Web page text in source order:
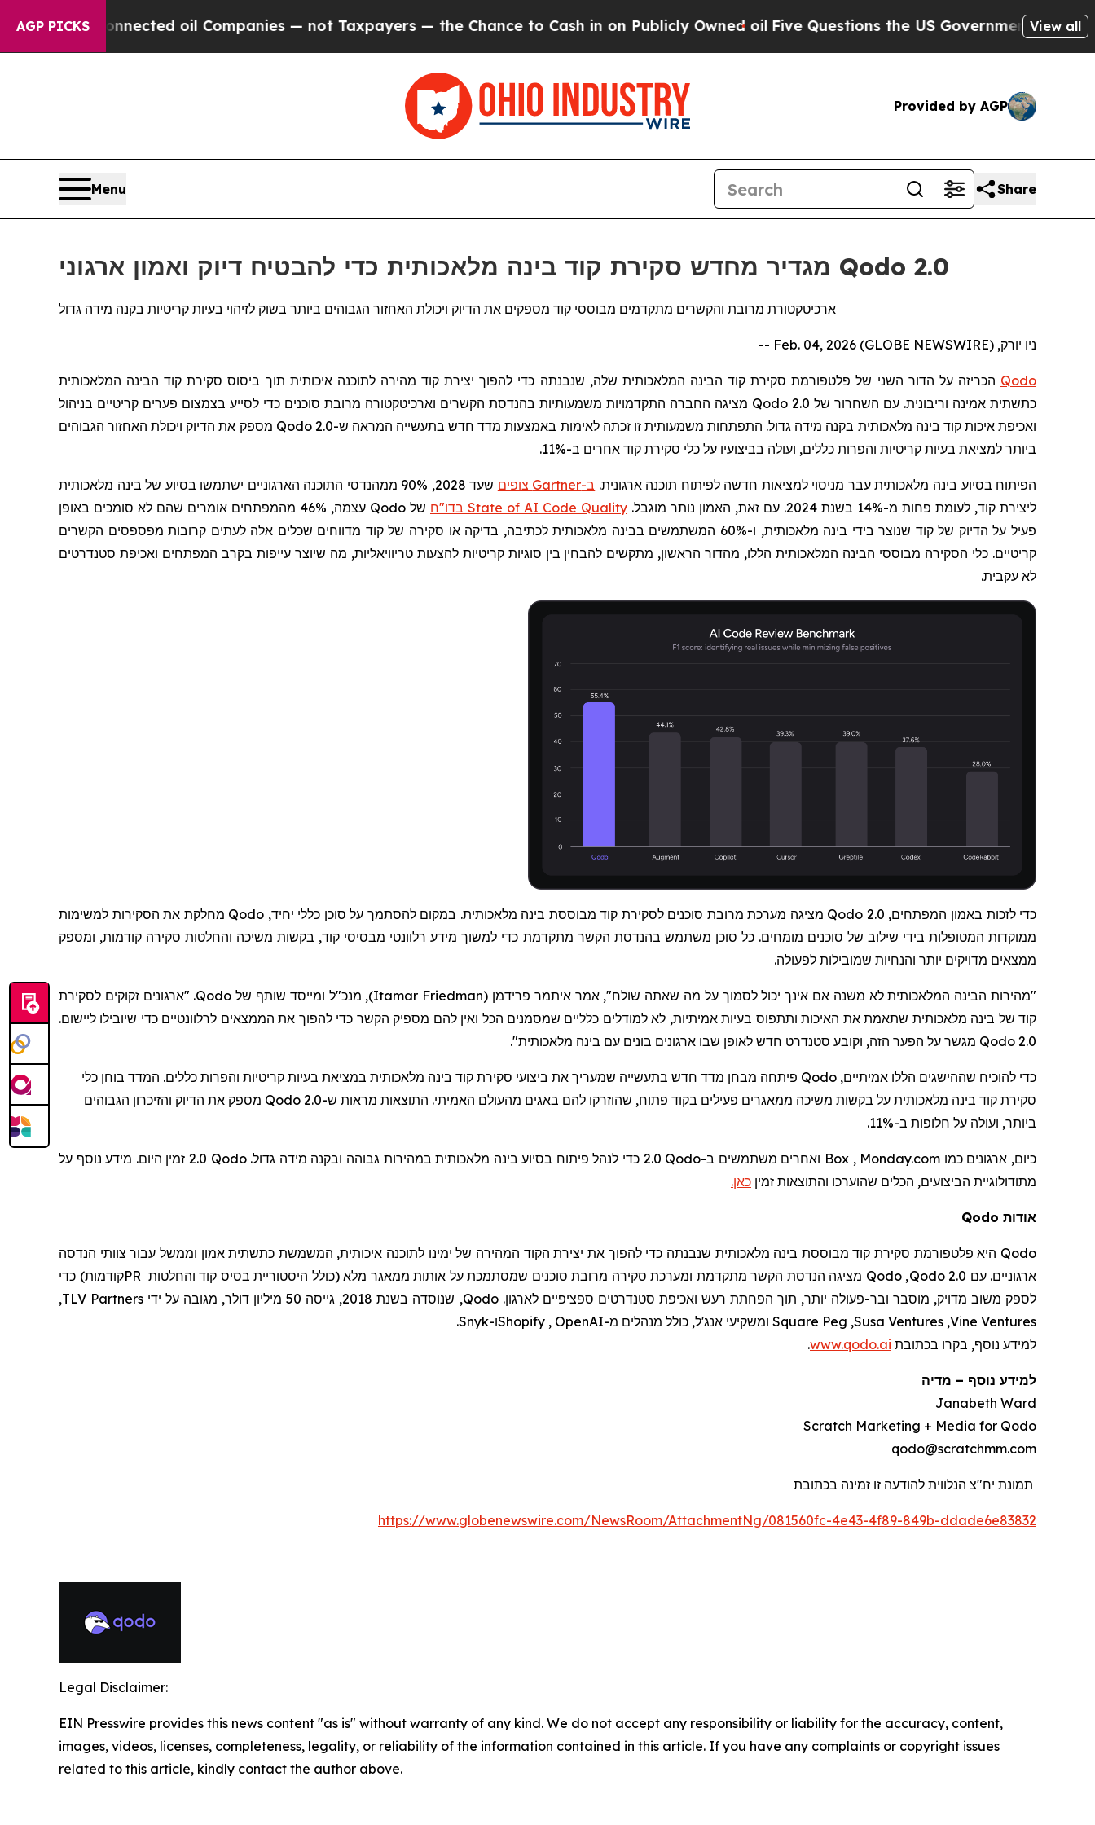
AGP PICKS
Connected oil Companies — not Taxpayers — the Chance to Cash in on Publicly Owned oilFive Questions the US Government ShouldView all
Provided by AGP
Menu Share
מגדיר מחדש סקירת קוד בינה מלאכותית כדי להבטיח דיוק ואמון ארגוני Qodo 2.0
ארכיטקטורת מרובת והקשרים מתקדמים מבוססי קוד מספקים את הדיוק ויכולת האחזור הגבוהים ביותר בשוק לזיהוי בעיות קריטיות בקנה מידה גדול
ניו יורק, Feb. 04, 2026 (GLOBE NEWSWIRE) --
Qodo הכריזה על הדור השני של פלטפורמת סקירת קוד הבינה המלאכותית שלה, שנבנתה כדי להפוך יצירת קוד מהירה לתוכנה איכותית תוך ביסוס סקירת קוד הבינה המלאכותית
כתשתית אמינה וריבונית. עם השחרור של Qodo 2.0 מציגה החברה התקדמויות משמעותיות בהנדסת הקשרים וארכיטקטורה מרובת סוכנים כדי לסייע בצמצום פערים קריטיים בניהול
ואכיפת איכות קוד בינה מלאכותית בקנה מידה גדול. התפתחות משמעותית זו זכתה לאימות באמצעות מדד חדש בתעשייה המראה ש-Qodo 2.0 מספק את הדיוק ויכולת האחזור הגבוהים
ביותר למציאת בעיות קריטיות והפרות כללים, ועולה בביצועיו על כלי סקירת קוד אחרים ב-11%.
הפיתוח בסיוע בינה מלאכותית עבר מניסוי למציאות חדשה לפיתוח תוכנה ארגונית. ב-Gartner צופים
שעד 2028, 90% ממהנדסי התוכנה הארגוניים ישתמשו בסיוע של בינה מלאכותית
ליצירת קוד, לעומת פחות מ-14% בשנת 2024. עם זאת, האמון נותר מוגבל.
בדו"ח State of AI Code Quality של Qodo עצמה, 46% מהמפתחים אומרים שהם לא סומכים באופן
פעיל על הדיוק של קוד שנוצר בידי בינה מלאכותית, ו-60% המשתמשים בבינה מלאכותית לכתיבה, בדיקה או סקירה של קוד מדווחים שכלים אלה לעתים קרובות מפספסים הקשרים
קריטיים. כלי הסקירה מבוססי הבינה המלאכותית הללו, מהדור הראשון, מתקשים להבחין בין סוגיות קריטיות להצעות טריוויאליות, מה שיוצר עייפות בקרב המפתחים ואכיפת סטנדרטים
לא עקבית.
כדי לזכות באמון המפתחים, Qodo 2.0 מציגה מערכת מרובת סוכנים לסקירת קוד מבוססת בינה מלאכותית. במקום להסתמך על סוכן כללי יחיד, Qodo מחלקת את הסקירות למשימות
ממוקדות המטופלות בידי שילוב של סוכנים מומחים. כל סוכן משתמש בהנדסת הקשר מתקדמת כדי למשוך מידע רלוונטי מבסיסי קוד, בקשות משיכה והחלטות סקירה קודמות, ומספק
ממצאים מדויקים יותר והנחיות שמובילות לפעולה.
"מהירות הבינה המלאכותית לא משנה אם אינך יכול לסמוך על מה שאתה שולח", אמר איתמר פרידמן (
Itamar Friedman
), מנכ"ל ומייסד שותף של Qodo. "ארגונים זקוקים לסקירת
קוד של בינה מלאכותית שתאמת את האיכות ותתפוס בעיות אמיתיות, לא למודלים כלליים שמסמנים הכל ואין להם מספיק הקשר כדי להפוך את הממצאים לרלוונטיים כדי שיובילו ליישום.
Qodo 2.0 מגשר על הפער הזה, וקובע סטנדרט חדש לאופן שבו ארגונים בונים עם בינה מלאכותית".
כדי להוכיח שההישגים הללו אמיתיים, Qodo פיתחה מבחן מדד חדש בתעשייה שמעריך את ביצועי סקירת קוד בינה מלאכותית במציאת בעיות קריטיות והפרות כללים. המדד בוחן כלי
סקירת קוד בינה מלאכותית על בקשות משיכה ממאגרים פעילים בקוד פתוח, שהוזרקו להם באגים מהעולם האמיתי. התוצאות מראות ש-Qodo 2.0 מספק את הדיוק והזיכרון הגבוהים
ביותר, ועולה על חלופות ב-11%.
כיום, ארגונים כמו Monday.com
,
Box ואחרים משתמשים ב-Qodo
Qodo
2.0 זמין היום. מידע נוסף על
מתודולוגיית הביצועים, הכלים שהוערכו והתוצאות זמין כאן.
אודות Qodo
Qodo היא פלטפורמת סקירת קוד מבוססת בינה מלאכותית שנבנתה כדי להפוך את יצירת הקוד המהירה של ימינו לתוכנה איכותית, המשמשת כתשתית אמון וממשל עבור צוותי הנדסה
ארגוניים. עם Qodo 2.0
,
Qodo מציגה הנדסת הקשר מתקדמת ומערכת סקירה מרובת סוכנים שמסתמכת על אותות ממאגר מלא (כולל היסטוריית בסיס קוד והחלטות PRקודמות) כדי
לספק משוב מדויק, מוסבר ובר-פעולה יותר, תוך הפחתת רעש ואכיפת סטנדרטים ספציפיים לארגון.Qodo, שנוסדה בשנת 2018, גייסה 50 מיליון דולר, מגובה על ידי TLV Partners
,
Vine Ventures
,
Susa Ventures
,
Square Peg ומשקיעי אנג'ל, כולל מנהלים מ-OpenAI
,
Shopifyו-Snyk
.
למידע נוסף, בקרו בכתובת www.qodo.ai
.
למידע נוסף – מדיה
Janabeth Ward
Scratch Marketing + Media for Qodo
qodo@scratchmm.com
https://www.globenewswire.com/NewsRoom/AttachmentNg/081560fc-4e43-4f89-849b-ddade6e83832
Legal Disclaimer:
EIN Presswire provides this news content "as is" without warranty of any kind. We do not accept any responsibility or liability for the accuracy, content,
images, videos, licenses, completeness, legality, or reliability of the information contained in this article. If you have any complaints or copyright issues
related to this article, kindly contact the author above.